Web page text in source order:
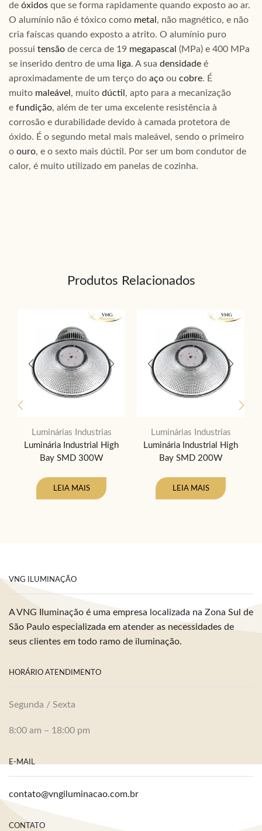
de óxidos que se forma rapidamente quando exposto ao ar.
O alumínio não é tóxico como metal , não magnético, e não
cria faíscas quando exposto a atrito. O alumínio puro
possui tensão de cerca de 19 megapascal (MPa) e 400 MPa
se inserido dentro de uma
liga. A sua densidade é
aproximadamente de um terço do aço ou cobre. É
muito maleável , muito dúctil , apto para a mecanização
e fundição, além de ter uma excelente resistência à
corrosão e durabilidade devido à camada protetora de
óxido. É o segundo metal mais maleável, sendo o primeiro
o ouro, e o sexto mais dúctil. Por ser um bom condutor de
calor, é muito utilizado em panelas de cozinha.
Produtos Relacionados
Luminárias Industrias
Luminária Industrial High
Bay SMD 300W
LEIA MAIS
Luminárias Industrias
Luminária Industrial High
Bay SMD 200W
LEIA MAIS
VNG ILUMINAÇÃO
A VNG Iluminação é uma empresa localizada na Zona Sul de
São Paulo especializada em atender as necessidades de
seus clientes em todo ramo de iluminação.
HORÁRIO ATENDIMENTO
Segunda / Sexta
8:00 am – 18:00 pm
E-MAIL
contato@vngiluminacao.com.br
CONTATO